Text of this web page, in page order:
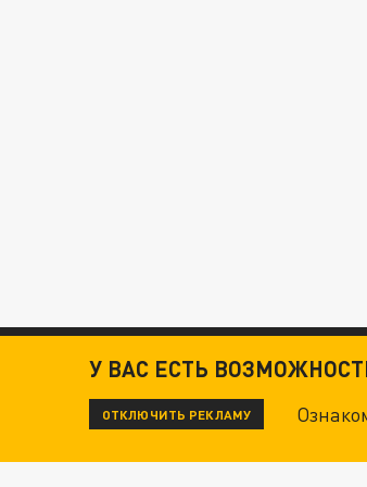
У ВАС ЕСТЬ
ОТКЛЮЧИТЬ РЕКЛАМУ